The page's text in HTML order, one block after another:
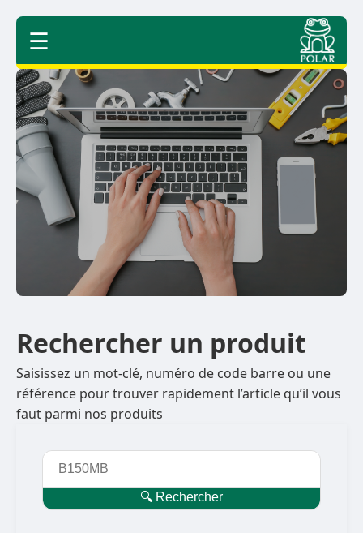
☰
Rechercher un produit
Saisissez un mot-clé, numéro de code barre ou une
référence pour trouver rapidement l’article qu’il vous
faut parmi nos produits
🔍 Rechercher